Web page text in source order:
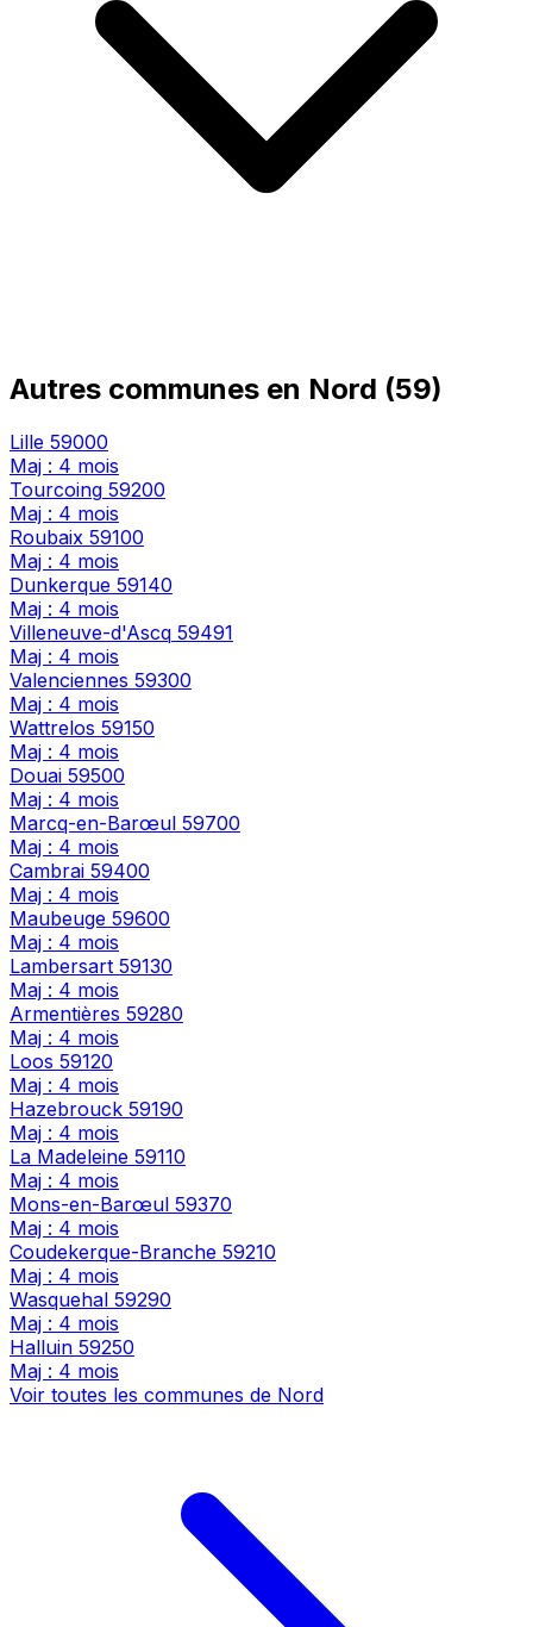
Autres communes en Nord (59)
Lille 59000
Maj : 4 mois
Tourcoing 59200
Maj : 4 mois
Roubaix 59100
Maj : 4 mois
Dunkerque 59140
Maj : 4 mois
Villeneuve-d'Ascq 59491
Maj : 4 mois
Valenciennes 59300
Maj : 4 mois
Wattrelos 59150
Maj : 4 mois
Douai 59500
Maj : 4 mois
Marcq-en-Barœul 59700
Maj : 4 mois
Cambrai 59400
Maj : 4 mois
Maubeuge 59600
Maj : 4 mois
Lambersart 59130
Maj : 4 mois
Armentières 59280
Maj : 4 mois
Loos 59120
Maj : 4 mois
Hazebrouck 59190
Maj : 4 mois
La Madeleine 59110
Maj : 4 mois
Mons-en-Barœul 59370
Maj : 4 mois
Coudekerque-Branche 59210
Maj : 4 mois
Wasquehal 59290
Maj : 4 mois
Halluin 59250
Maj : 4 mois
Voir toutes les communes de Nord